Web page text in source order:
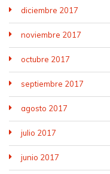
diciembre 2017
noviembre 2017
octubre 2017
septiembre 2017
agosto 2017
julio 2017
junio 2017